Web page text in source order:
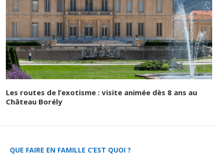
Les routes de l’exotisme : visite animée dès 8 ans au
Château Borély
QUE FAIRE EN FAMILLE C’EST QUOI ?